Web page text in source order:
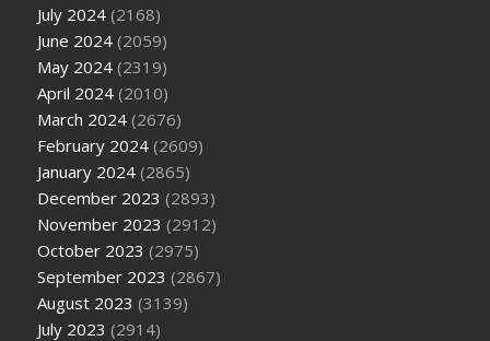
July 2024 (2168)
June 2024 (2059)
May 2024 (2319)
April 2024 (2010)
March 2024 (2676)
February 2024 (2609)
January 2024 (2865)
December 2023 (2893)
November 2023 (2912)
October 2023 (2975)
September 2023 (2867)
August 2023 (3139)
July 2023 (2914)